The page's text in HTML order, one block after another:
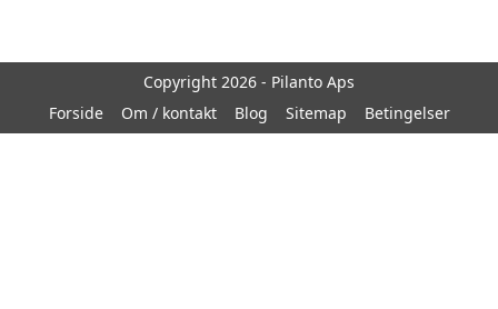
Copyright 2026 - Pilanto Aps
Forside
Om / kontakt Blog Sitemap Betingelser